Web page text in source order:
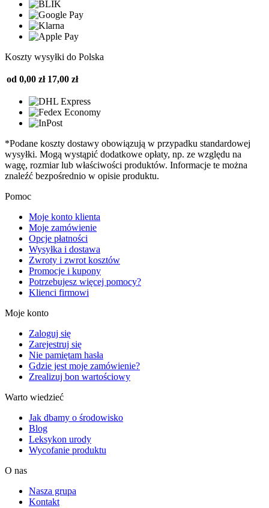
Koszty wysyłki do Polska
od 0,00 zł 17,00 zł
*Podane koszty dostawy obowiązują w przypadku standardowej
wysyłki. Mogą wystąpić dodatkowe opłaty, np. ze względu na
wagę, rozmiar lub właściwości produktów. Informacje te można
znaleźć bezpośrednio w opisie produktu.
Pomoc
Moje konto klienta
Moje zamówienie
Opcje płatności
Wysyłka i dostawa
Zwroty i zwrot kosztów
Promocje i kupony
Potrzebujesz więcej pomocy?
Klienci firmowi
Moje konto
Zaloguj się
Zarejestruj się
Nie pamiętam hasła
Gdzie jest moje zamówienie?
Zrealizuj bon wartościowy
Warto wiedzieć
Jak dbamy o środowisko
Blog
Leksykon urody
Wycofanie produktu
O nas
Nasza grupa
Kontakt